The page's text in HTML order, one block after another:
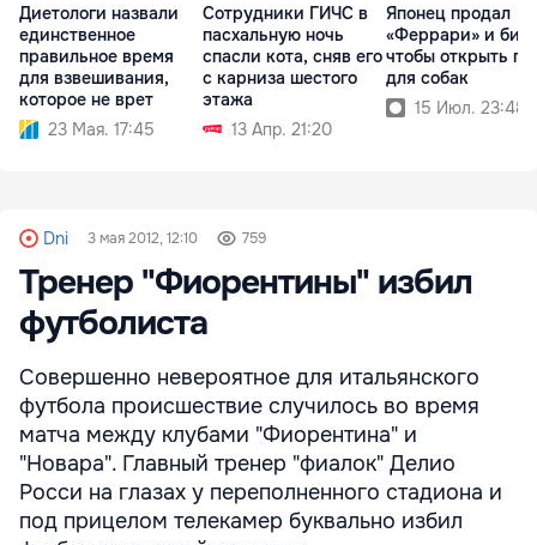
Диетологи назвали
единственное
правильное время
для взвешивания,
которое не врет
23 Мая. 17:45
Сотрудники ГИЧС в
пасхальную ночь
спасли кота, сняв его
с карниза шестого
этажа
13 Апр. 21:20
Японец продал
«Феррари» и
чтобы открыть
для собак
15 Июл. 23:48
Dni 3 мая 2012, 12:10 759
Тренер "Фиорентины" избил
футболиста
Совершенно невероятное для итальянского
футбола происшествие случилось во время
матча между клубами "Фиорентина" и
"Новара". Главный тренер "фиалок" Делио
Росси на глазах у переполненного стадиона и
под прицелом телекамер буквально избил